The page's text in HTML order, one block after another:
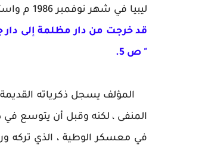
ليبيا في شهر نوفمبر 1986 م واستقراره في أوروبا ، التي يصفها بقوله :
قد خرجت من دار مظلمة إلى دار
" ص 5.
المؤلف يسجل ذكرياته
المنفى ، لكنه وقبل أن يتوسع في
في معسكر الوطية ، الذي تركه